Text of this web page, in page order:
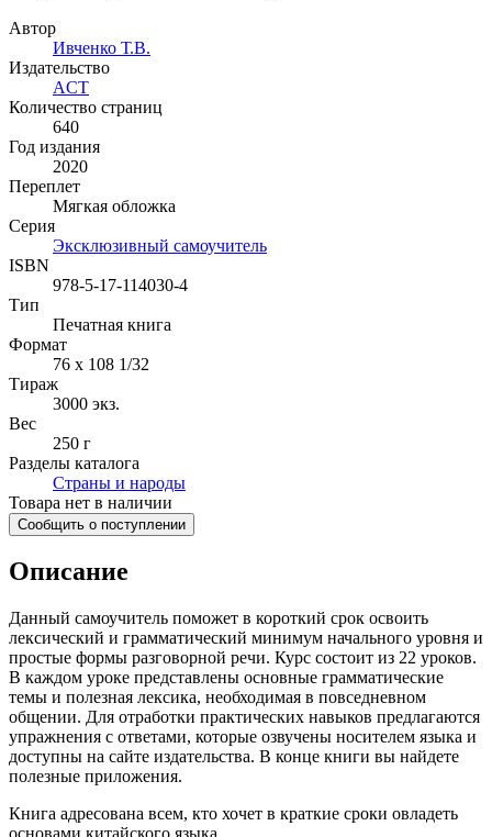
Автор
Ивченко Т.В.
Издательство
ACT
Количество страниц
640
Год издания
2020
Переплет
Мягкая обложка
Серия
Эксклюзивный самоучитель
ISBN
978-5-17-114030-4
Тип
Печатная книга
Формат
76 x 108 1/32
Тираж
3000 экз.
Вес
250 г
Разделы каталога
Страны и народы
Товара нет в наличии
Сообщить о поступлении
Описание
Данный самоучитель поможет в короткий срок освоить
лексический и грамматический минимум начального уровня и
простые формы разговорной речи. Курс состоит из 22 уроков.
В каждом уроке представлены основные грамматические
темы и полезная лексика, необходимая в повседневном
общении. Для отработки практических навыков предлагаются
упражнения с ответами, которые озвучены носителем языка и
доступны на сайте издательства. В конце книги вы найдете
полезные приложения.
Книга адресована всем, кто хочет в краткие сроки овладеть